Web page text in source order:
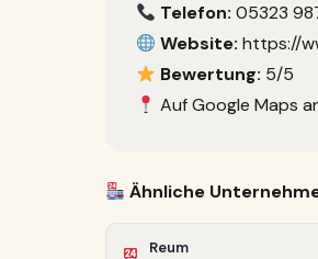
Telefon: 05323
Website: https://
Bewertung: 5/5
Auf Google Maps
Ähnliche
Reum